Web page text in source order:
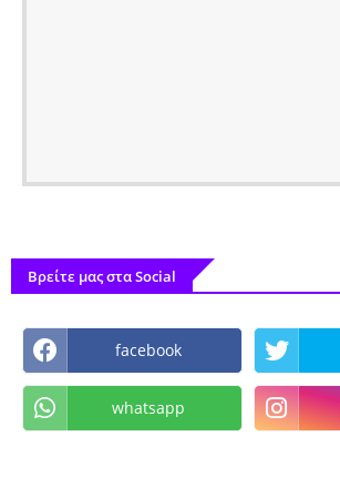
Βρείτε μας στα Social
facebook
whatsapp